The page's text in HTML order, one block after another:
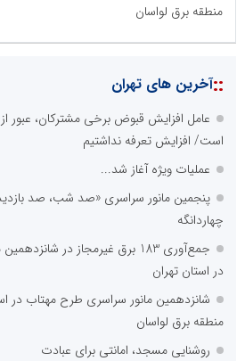
منطقه برق لواسان
::آخرین های تهران
عامل افزایش قبوض برخی مشترکان، عبور
است/ افزایش تعرفه نداشتیم
عملیات ویژه آغاز شد...
پنجمین مانور سراسری «صد شب، صد
چهاردانگه
جمع‌آوری 183 برق غیرمجاز در
در استان تهران
شانزدهمین مانور سراسری طرح مهتاب در
منطقه برق لواسان
روشنایی مسجد، امانتی برای عبادت